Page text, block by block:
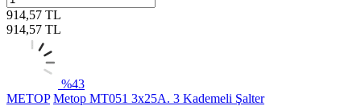
914,57 TL
914,57 TL
%43
METOP Metop MT051 3x25A. 3 Kademeli Şalter